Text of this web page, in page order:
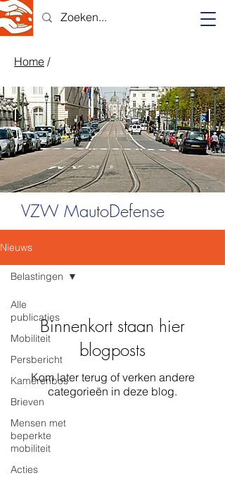
Home /
VZW MautoDefense
Nieuws
Alle
publicaties
Mobiliteit
Persbericht
Kamerenbos
Brieven
Mensen met
beperkte
mobiliteit
Acties
Belastingen
Binnenkort staan hier
blogposts
Kom later terug of verken andere
categorieën in deze blog.